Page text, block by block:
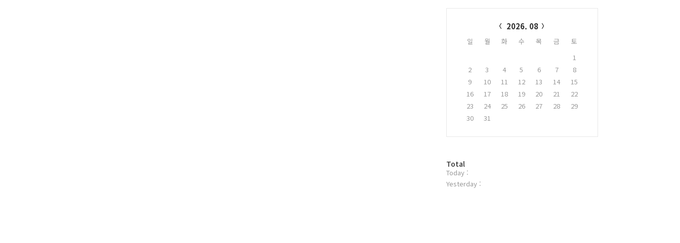
2026. 08
일 월 화 수 목 금
토
1
2
3 4 5 6 7
8
9
10 11 12 13 14
15
16
17 18 19 20 21
22
23
24 25 26 27 28
29
30
31
방
문
자
Total
Today :
Yesterday :